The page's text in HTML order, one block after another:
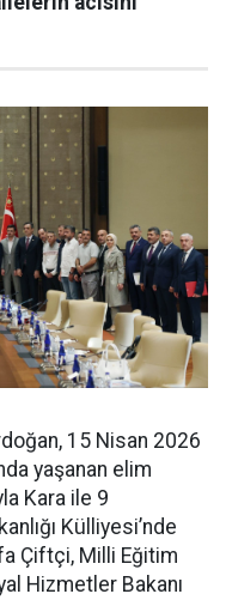
15 Nisan 2026
yaşanan elim
Kara ile 9
Külliyesi’nde
Çiftçi, Milli Eğitim
Hizmetler Bakanı